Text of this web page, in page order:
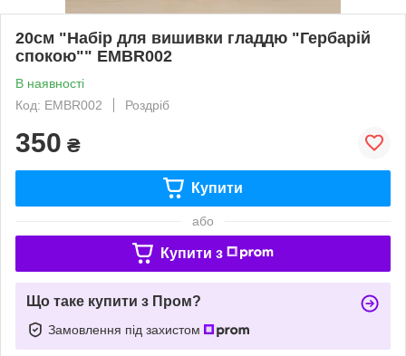
20см "Набір для вишивки гладдю "Гербарій
спокою"" EMBR002
В наявності
Код: EMBR002
Роздріб
350 ₴
Купити
або
Купити з
Що таке купити з Пром?
Замовлення під захистом